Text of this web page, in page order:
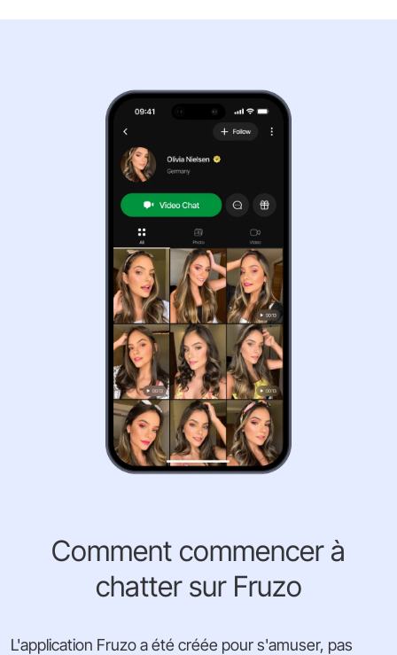
Comment commencer à
chatter sur Fruzo
L'application Fruzo a été créée pour s'amuser, pas